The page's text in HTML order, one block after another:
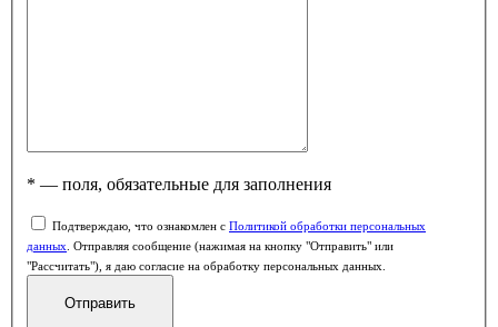
* — поля, обязательные для заполнения
Подтверждаю, что ознакомлен с Политикой обработки персональных
данных . Отправляя сообщение (нажимая на кнопку "Отправить" или
"Рассчитать"), я даю согласие на обработку персональных данных.